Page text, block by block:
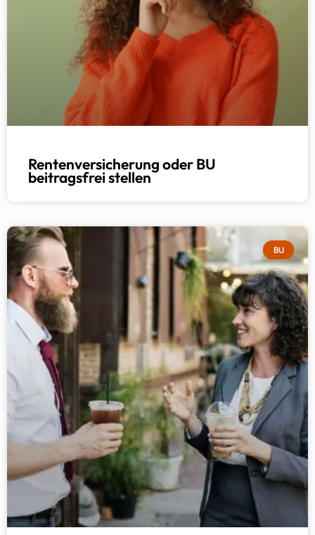
Rentenversicherung oder BU
beitragsfrei stellen
BU